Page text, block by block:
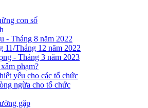
con số
- Tháng 8 năm 2022
11/Tháng 12 năm 2022
- Tháng 3 năm 2023
phạm?
yếu cho các tổ chức
ngừa cho tổ chức
gặp